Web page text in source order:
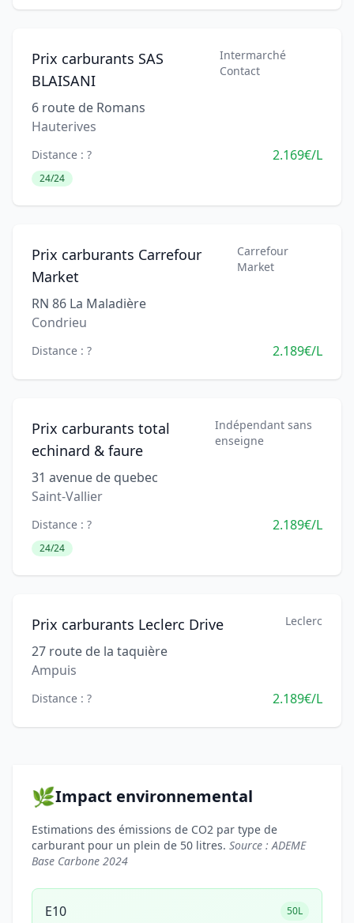
Prix carburants SAS
BLAISANI
Intermarché
Contact
6 route de Romans
Hauterives
Distance : ? 2.169€/L
24/24
Prix carburants Carrefour
Market
Carrefour
Market
RN 86 La Maladière
Condrieu
Distance : ? 2.189€/L
Prix carburants total
echinard & faure
Indépendant sans
enseigne
31 avenue de quebec
Saint-Vallier
Distance : ? 2.189€/L
24/24
Prix carburants Leclerc Drive Leclerc
27 route de la taquière
Ampuis
Distance : ? 2.189€/L
🌿Impact environnemental
Estimations des émissions de CO2 par type de
carburant pour un plein de 50 litres. Source : ADEME
Base Carbone 2024
E10 50L